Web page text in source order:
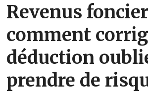
Revenus
comment
déduction
prendre de